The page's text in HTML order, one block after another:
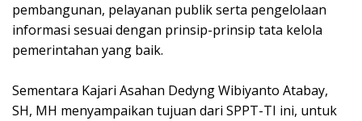
pembangunan, pelayanan publik serta pengelolaan
informasi sesuai dengan prinsip-prinsip tata kelola
pemerintahan yang baik.
Sementara Kajari Asahan Dedyng Wibiyanto Atabay,
SH, MH menyampaikan tujuan dari SPPT-TI ini, untuk